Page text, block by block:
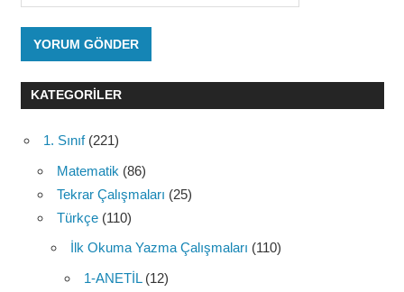
KATEGORILER
1. Sınıf(221)
Matematik (86)
Tekrar Çalışmaları (25)
Türkçe (110)
İlk Okuma Yazma Çalışmaları (110)
1-ANETİL(12)